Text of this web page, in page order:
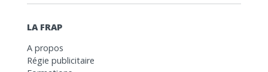
LA FRAP
A propos
Régie publicitaire